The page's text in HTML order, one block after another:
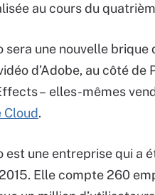
au cours du
sera une nouvelle brique
d’Adobe, au côté de
– elles-mêmes
Cloud.
est une entreprise qui a
Elle compte 260